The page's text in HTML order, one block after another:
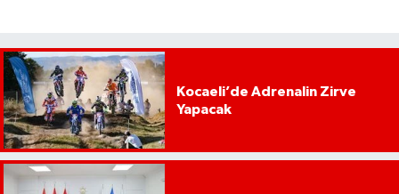
Kocaeli’de Adrenalin Zirve
Yapacak